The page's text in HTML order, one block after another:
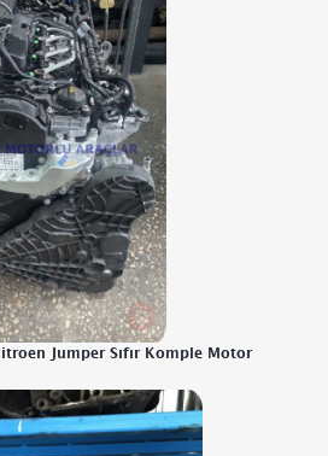
Jumper Sıfır Komple Motor